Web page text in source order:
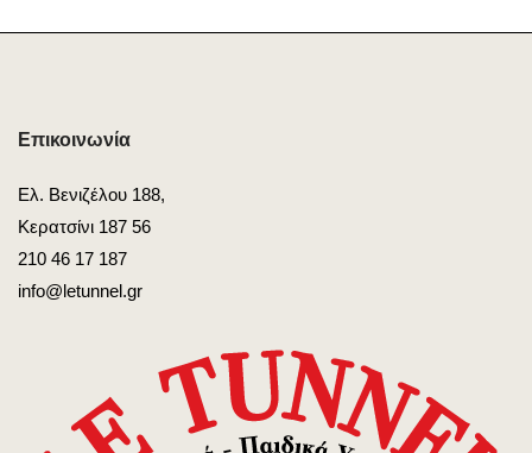
Επικοινωνία
Ελ. Βενιζέλου 188,
Κερατσίνι 187 56
210 46 17 187
info@letunnel.gr